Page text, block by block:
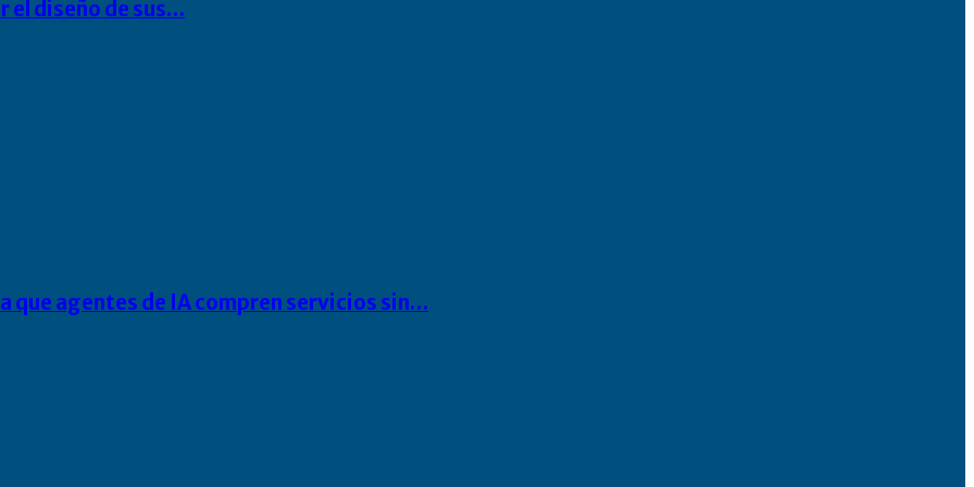
el diseño de sus…
agentes de IA compren servicios sin…